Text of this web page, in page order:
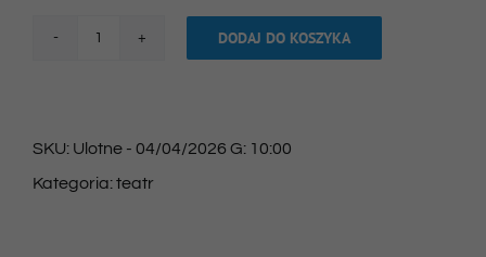
spektakl
08/04/2026
DODAJ DO KOSZYKA
SKU: Ulotne - 04/04/2026 G: 10:00
Kategoria:teatr